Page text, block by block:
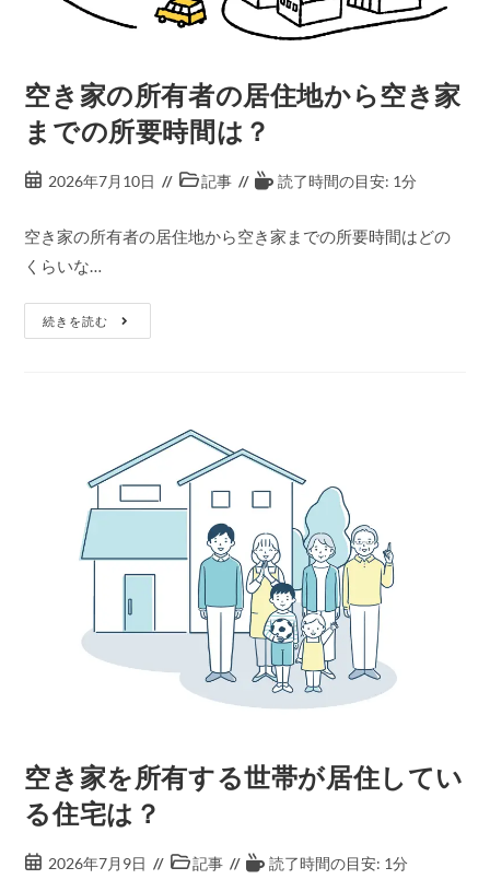
空き家の所有者の居住地から空き家
までの所要時間は？
2026年7月10日 記事 読了時間の目安: 1分
空き家の所有者の居住地から空き家までの所要時間はどの
くらいな…
続きを読む
空き家を所有する世帯が居住してい
る住宅は？
2026年7月9日 記事 読了時間の目安: 1分